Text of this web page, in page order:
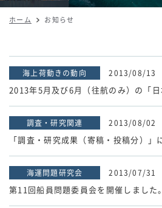
ホーム お知らせ
海上荷動きの動向 2013/08/13
調査・研究関連 2013/08/02
海運問題研究会 2013/07/31
第11回船員問題委員会を開催しました。